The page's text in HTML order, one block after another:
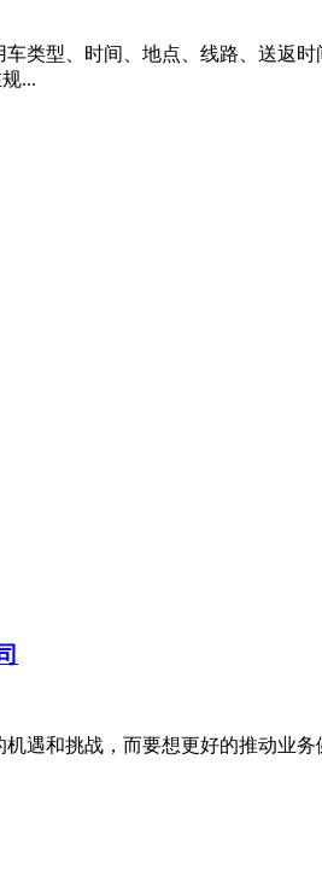
类型、时间、地点、线路、送返
...
遇和挑战，而要想更好的推动业